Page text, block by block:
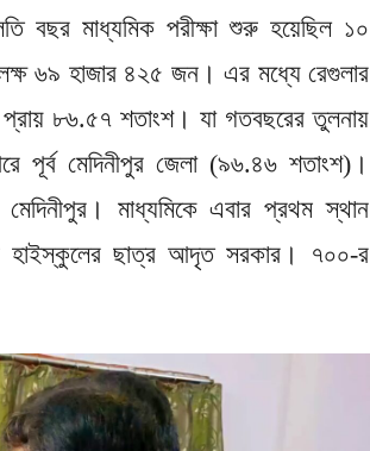
বছর মাধ্যমিক পরীক্ষা শুরু হয়েছিল ১০
লক্ষ ৬৯ হাজার ৪২৫ জন। এর মধ্যে রেগুলার
প্রায় ৮৬.৫৭ শতাংশ। যা গতবছরের তুলনায়
পূর্ব মেদিনীপুর জেলা (৯৬.৪৬ শতাংশ)।
মাধ্যমিকে এবার প্রথম স্থান
হাইস্কুলের ছাত্র আদৃত সরকার। ৭০০-র